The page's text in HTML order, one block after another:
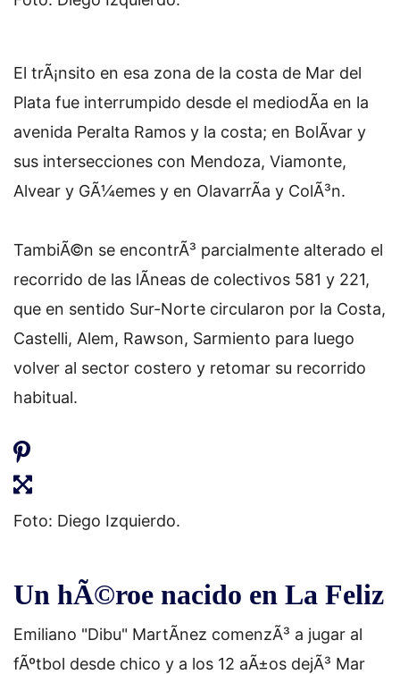
El trÃ¡nsito en esa zona de la costa de Mar del
Plata fue interrumpido desde el mediodÃ­a en la
avenida Peralta Ramos y la costa; en BolÃ­var y
sus intersecciones con Mendoza, Viamonte,
Alvear y GÃ¼emes y en OlavarrÃ­a y ColÃ³n.
TambiÃ©n se encontrÃ³ parcialmente alterado el
recorrido de las lÃ­neas de colectivos 581 y 221,
que en sentido Sur-Norte circularon por la Costa,
Castelli, Alem, Rawson, Sarmiento para luego
volver al sector costero y retomar su recorrido
habitual.
Foto: Diego Izquierdo.
Un hÃ©roe nacido en La Feliz
Emiliano "Dibu" MartÃ­nez comenzÃ³ a jugar al
fÃºtbol desde chico y a los 12 aÃ±os dejÃ³ Mar